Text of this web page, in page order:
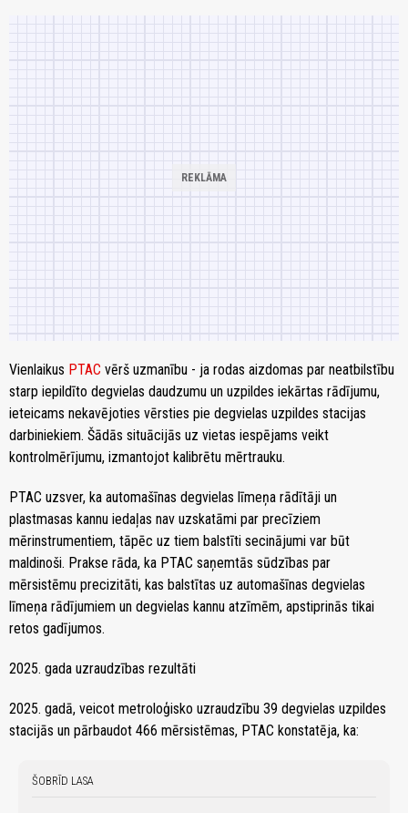
Vienlaikus PTAC vērš uzmanību - ja rodas aizdomas par neatbilstību
starp iepildīto degvielas daudzumu un uzpildes iekārtas rādījumu,
ieteicams nekavējoties vērsties pie degvielas uzpildes stacijas
darbiniekiem. Šādās situācijās uz vietas iespējams veikt
kontrolmērījumu, izmantojot kalibrētu mērtrauku.
PTAC uzsver, ka automašīnas degvielas līmeņa rādītāji un
plastmasas kannu iedaļas nav uzskatāmi par precīziem
mērinstrumentiem, tāpēc uz tiem balstīti secinājumi var būt
maldinoši. Prakse rāda, ka PTAC saņemtās sūdzības par
mērsistēmu precizitāti, kas balstītas uz automašīnas degvielas
līmeņa rādījumiem un degvielas kannu atzīmēm, apstiprinās tikai
retos gadījumos.
2025. gada uzraudzības rezultāti
2025. gadā, veicot metroloģisko uzraudzību 39 degvielas uzpildes
stacijās un pārbaudot 466 mērsistēmas, PTAC konstatēja, ka:
ŠOBRĪD LASA